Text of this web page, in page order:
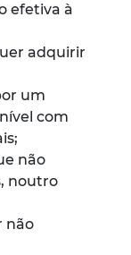
efetiva à
adquirir
um
com
não
noutro
não